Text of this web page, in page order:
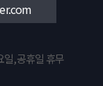
일,공휴일 휴무